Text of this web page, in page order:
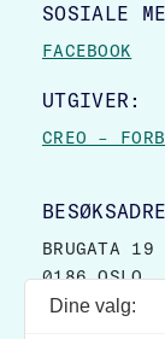
SOSIALE
FACEBOOK
UTGIVER:
CREO –
BRUGATA 19
0186 OSLO
Dine valg: